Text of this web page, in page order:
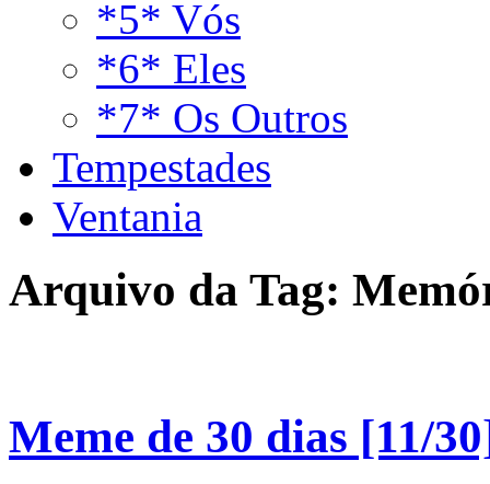
*5* Vós
*6* Eles
*7* Os Outros
Tempestades
Ventania
Arquivo da Tag:
Meme de 30 dias [11/